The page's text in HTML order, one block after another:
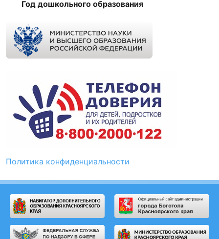
Год дошкольного образования
Политика конфиденциальности